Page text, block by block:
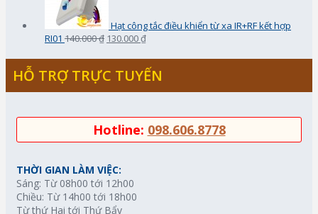
Hạt công tắc điều khiển từ xa IR+RF kết hợp
RI01 140.000 ₫ 130.000 ₫
HỖ TRỢ TRỰC TUYẾN
Hotline: 098.606.8778
THỜI GIAN LÀM VIỆC:
Sáng: Từ 08h00 tới 12h00
Chiều: Từ 14h00 tới 18h00
Từ thứ Hai tới Thứ Bẩy